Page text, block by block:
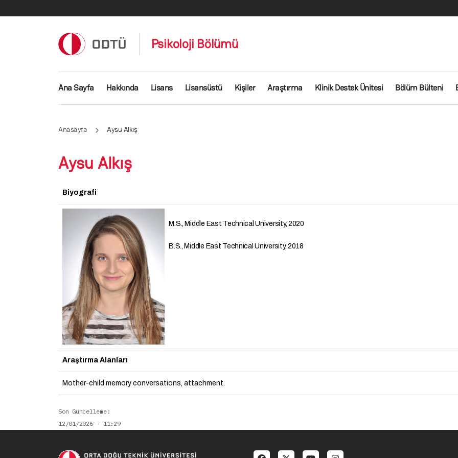
Psikoloji Bölümü
Ana gezinti menüsü
Ana Sayfa Hakkında Lisans Lisansüstü Kişiler Araştırma Klinik Destek Ünitesi Bölüm Bülteni
Anasayfa Aysu Alkış
Aysu Alkış
Biyografi
M.S., Middle East Technical University, 2020
B.S., Middle East Technical University, 2018
Araştırma Alanları
Mother-child memory conversations, attachment.
Son Güncelleme
12/01/2026 - 11:29